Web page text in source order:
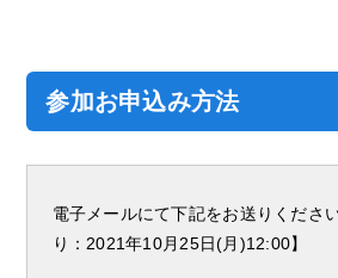
参加お申込み方法
電子メールにて下記をお送りくださ
り：2021年10月25日(月)12:00】